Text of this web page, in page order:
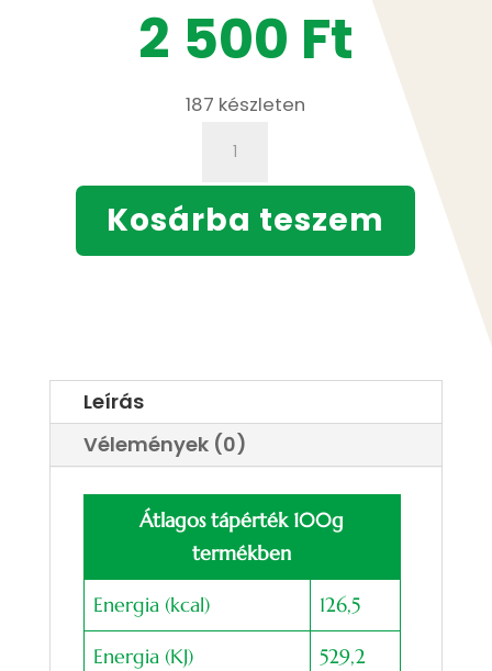
2 500 Ft
187 készleten
500
ml
Kosárba teszem
Leírás
Vélemények (0)
Átlagos tápérték 100g
termékben
Energia (kcal) 126,5
Energia (KJ) 529,2